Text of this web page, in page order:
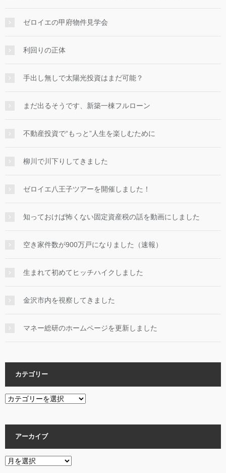
ゼロイエの甲府物件見学会
利回りの正体
手出し無しで太陽光投資はまだ可能？
まだ出るそうです、新築一棟フルローン
不動産投資で“もっと”人生を楽しむために
柳川で川下りしてきました
ゼロイエ八王子ツアーを開催しました！
知っておけば怖くない固定資産税の話を動画にしました
空き家件数が900万戸になりました（速報）
生まれて初めてヒッチハイクしました
金沢市内を視察してきました
マネー総研のホームページを更新しました
カテゴリー
カ
アーカイブ
ア